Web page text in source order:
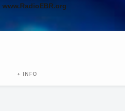
www.RadioEBR.org
+ INFO